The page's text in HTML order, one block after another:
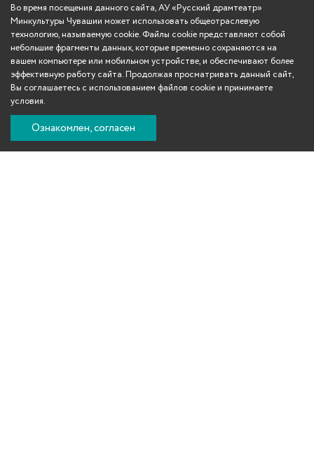
Во время посещения данного сайта, АУ «Русский драмтеатр»
Минкультуры Чувашии может использовать общеотраслевую
технологию, называемую cookie. Файлы cookie представляют собой
небольшие фрагменты данных, которые временно сохраняются на
вашем компьютере или мобильном устройстве, и обеспечивают более
эффективную работу сайта. Продолжая просматривать данный сайт,
Вы соглашаетесь с использованием файлов cookie и принимаете
условия.
Ознакомлен, согласен